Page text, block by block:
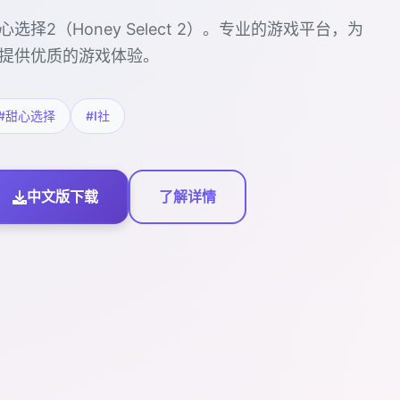
选择2（Honey Select 2）。专业的游戏平台，为
供优质的游戏体验。
甜心选择 #I社
中文版下载 了解详情